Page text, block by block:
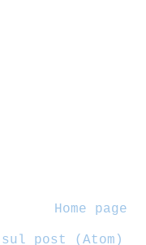
Home page
sul post (Atom)